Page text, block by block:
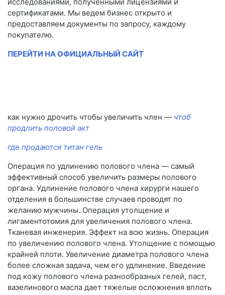
сертификатами. Мы ведем бизнес открыто и
предоставляем документы по запросу, каждому
покупателю.
ПЕРЕЙТИ НА ОФИЦИАЛЬНЫЙ САЙТ
как нужно дрочить чтобы увеличить член — чтоб
продлить половой акт
где продаются титан гель
Операция по удлинению полового члена — самый
эффективный способ увеличить размеры полового
органа. Удлинение полового члена хирурги нашего
отделения в большинстве случаев проводят по
желанию мужчины. Операция утолщение и
лигаментотомия для увеличения полового члена.
Тканевая инженерия. Эффект на всю жизнь. Операция
по увеличению полового члена. Утолщение с помощью
крайней плоти. Увеличение диаметра полового члена
более сложная задача, чем его удлинение. Введение
под кожу полового члена разнообразных гелей, паст,
вазелинового масла дает тяжелые осложнения вплоть